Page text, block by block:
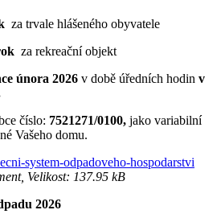
za trvale hlášeného obyvatele
za rekreační objekt
února 2026 v době úředních hodin v
číslo: 7521271/0100, jako variabilní
Vašeho domu.
system-odpadoveho-hospodarstvi
Velikost: 137.95 kB
2026